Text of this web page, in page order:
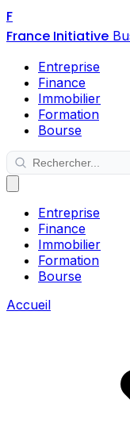
F
France Initiative
Entreprise
Finance
Immobilier
Formation
Bourse
Entreprise
Finance
Immobilier
Formation
Bourse
Accueil